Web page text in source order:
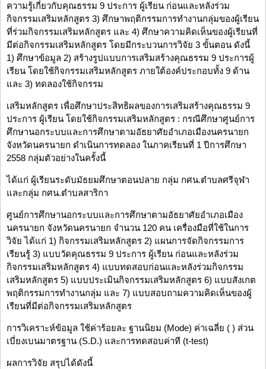
ความรู้เกี่ยวกับคุณธรรม 9 ประการ ผู้เรียน ก่อนและหลังร่วม
กิจกรรมเสริมหลักสูตร 3) ศึกษาพฤติกรรมการทำงานกลุ่มของผู้เรียน
ที่ร่วมกิจกรรมเสริมหลักสูตร และ 4) ศึกษาความคิดเห็นของผู้เรียนที่
มีต่อกิจกรรมเสริมหลักสูตร โดยมีกระบวนการวิจัย 3 ขั้นตอน ดังนี้
1) ศึกษาข้อมูล 2) สร้างรูปแบบการเสริมสร้างคุณธรรม 9 ประการผู้
เรียน โดยใช้กิจกรรมเสริมหลักสูตร ภายใต้องค์ประกอบทั้ง 9 ด้าน
และ 3) ทดลองใช้กิจกรรม
เสริมหลักสูตร เพื่อศึกษาประสิทธิผลของการเสริมสร้างคุณธรรม 9
ประการ ผู้เรียน โดยใช้กิจกรรมเสริมหลักสูตร : กรณีศึกษาศูนย์การ
ศึกษานอกระบบและการศึกษาตามอัธยาศัยอำเภอเมืองนครนายก
จังหวัดนครนายก ดำเนินการทดลอง ในภาคเรียนที่ 1 ปีการศึกษา
2558 กลุ่มตัวอย่างในครั้งนี้
ได้แก่ ผู้เรียนระดับมัธยมศึกษาตอนปลาย กลุ่ม กศน.ตำบลศรีจุฬา
และกลุ่ม กศน.ตำบลสาริกา
ศูนย์การศึกษานอกระบบและการศึกษาตามอัธยาศัยอำเภอเมือง
นครนายก จังหวัดนครนายก จำนวน 120 คน เครื่องมือที่ใช้ในการ
วิจัย ได้แก่ 1) กิจกรรมเสริมหลักสูตร 2) แผนการจัดกิจกรรมการ
เรียนรู้ 3) แบบวัดคุณธรรม 9 ประการ ผู้เรียน ก่อนและหลังร่วม
กิจกรรมเสริมหลักสูตร 4) แบบทดสอบก่อนและหลังร่วมกิจกรรม
เสริมหลักสูตร 5) แบบประเมินกิจกรรมเสริมหลักสูตร 6) แบบสังเกต
พฤติกรรมการทำงานกลุ่ม และ 7) แบบสอบถามความคิดเห็นของผู้
เรียนที่มีต่อกิจกรรมเสริมหลักสูตร
การวิเคราะห์ข้อมูล ใช้ค่าร้อยละ ฐานนิยม (Mode) ค่าเฉลี่ย ( ) ส่วน
เบี่ยงเบนมาตรฐาน (S.D.) และการทดสอบค่าที (t-test)
ผลการวิจัย สรุปได้ดังนี้